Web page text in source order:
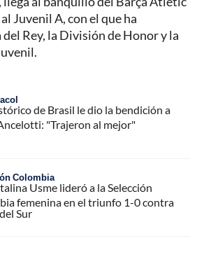
Juvenil A, con el que ha
Rey, la División de Honor y la
de Brasil le dio la bendición a
"Trajeron al mejor"
Colombia
Usme lideró a la Selección
femenina en el triunfo 1-0 contra
Sur